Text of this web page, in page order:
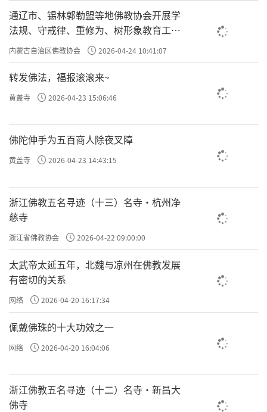
生死关头，身体衰败至极，世间一切依靠尽
源病危》则将这种“句句血泪念佛号”的力量
推向极致。
通辽市、锡林郭勒盟等地佛教协会开展学
法规、守戒律、重修为、树形象教育工作
专题学习会
内蒙古自治区佛教协会 2026-04-24 10:41:07
转发佛法，福报滚滚来~
黄盖寺 2026-04-23 15:06:46
佛陀伸手为五百商人除夜叉障
黄盖寺 2026-04-23 14:43:15
浙江佛教五名寻迹（十三）名寺·杭州净
慈寺
浙江省佛教协会 2026-04-22 09:00:00
太武帝太延五年，北魏与凉州在佛教发展
有密切的关系
网络 2026-04-20 16:17:34
佩戴佛珠的十大功效之一
网络 2026-04-20 16:04:06
浙江佛教五名寻迹（十二）名寺·新昌大
佛寺